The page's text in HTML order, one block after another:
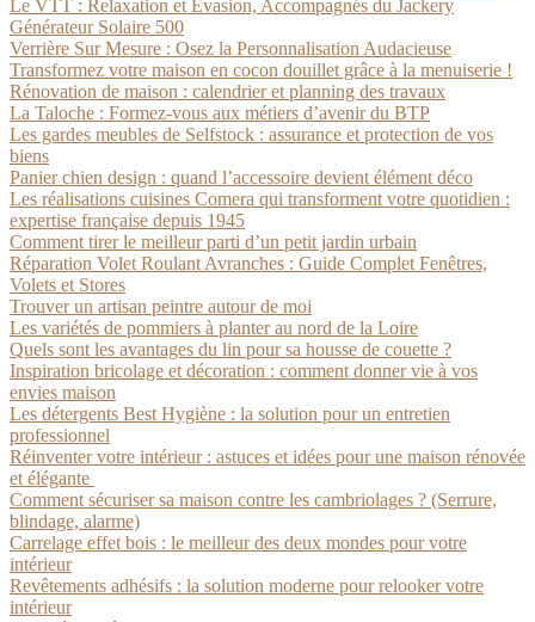
Le VTT : Relaxation et Évasion, Accompagnés du Jackery
Générateur Solaire 500
Verrière Sur Mesure : Osez la Personnalisation Audacieuse
Transformez votre maison en cocon douillet grâce à la menuiserie !
Rénovation de maison : calendrier et planning des travaux
La Taloche : Formez-vous aux métiers d’avenir du BTP
Les gardes meubles de Selfstock : assurance et protection de vos
biens
Panier chien design : quand l’accessoire devient élément déco
Les réalisations cuisines Comera qui transforment votre quotidien :
expertise française depuis 1945
Comment tirer le meilleur parti d’un petit jardin urbain
Réparation Volet Roulant Avranches : Guide Complet Fenêtres,
Volets et Stores
Trouver un artisan peintre autour de moi
Les variétés de pommiers à planter au nord de la Loire
Quels sont les avantages du lin pour sa housse de couette ?
Inspiration bricolage et décoration : comment donner vie à vos
envies maison
Les détergents Best Hygiène : la solution pour un entretien
professionnel
Réinventer votre intérieur : astuces et idées pour une maison rénovée
et élégante
Comment sécuriser sa maison contre les cambriolages ? (Serrure,
blindage, alarme)
Carrelage effet bois : le meilleur des deux mondes pour votre
intérieur
Revêtements adhésifs : la solution moderne pour relooker votre
intérieur